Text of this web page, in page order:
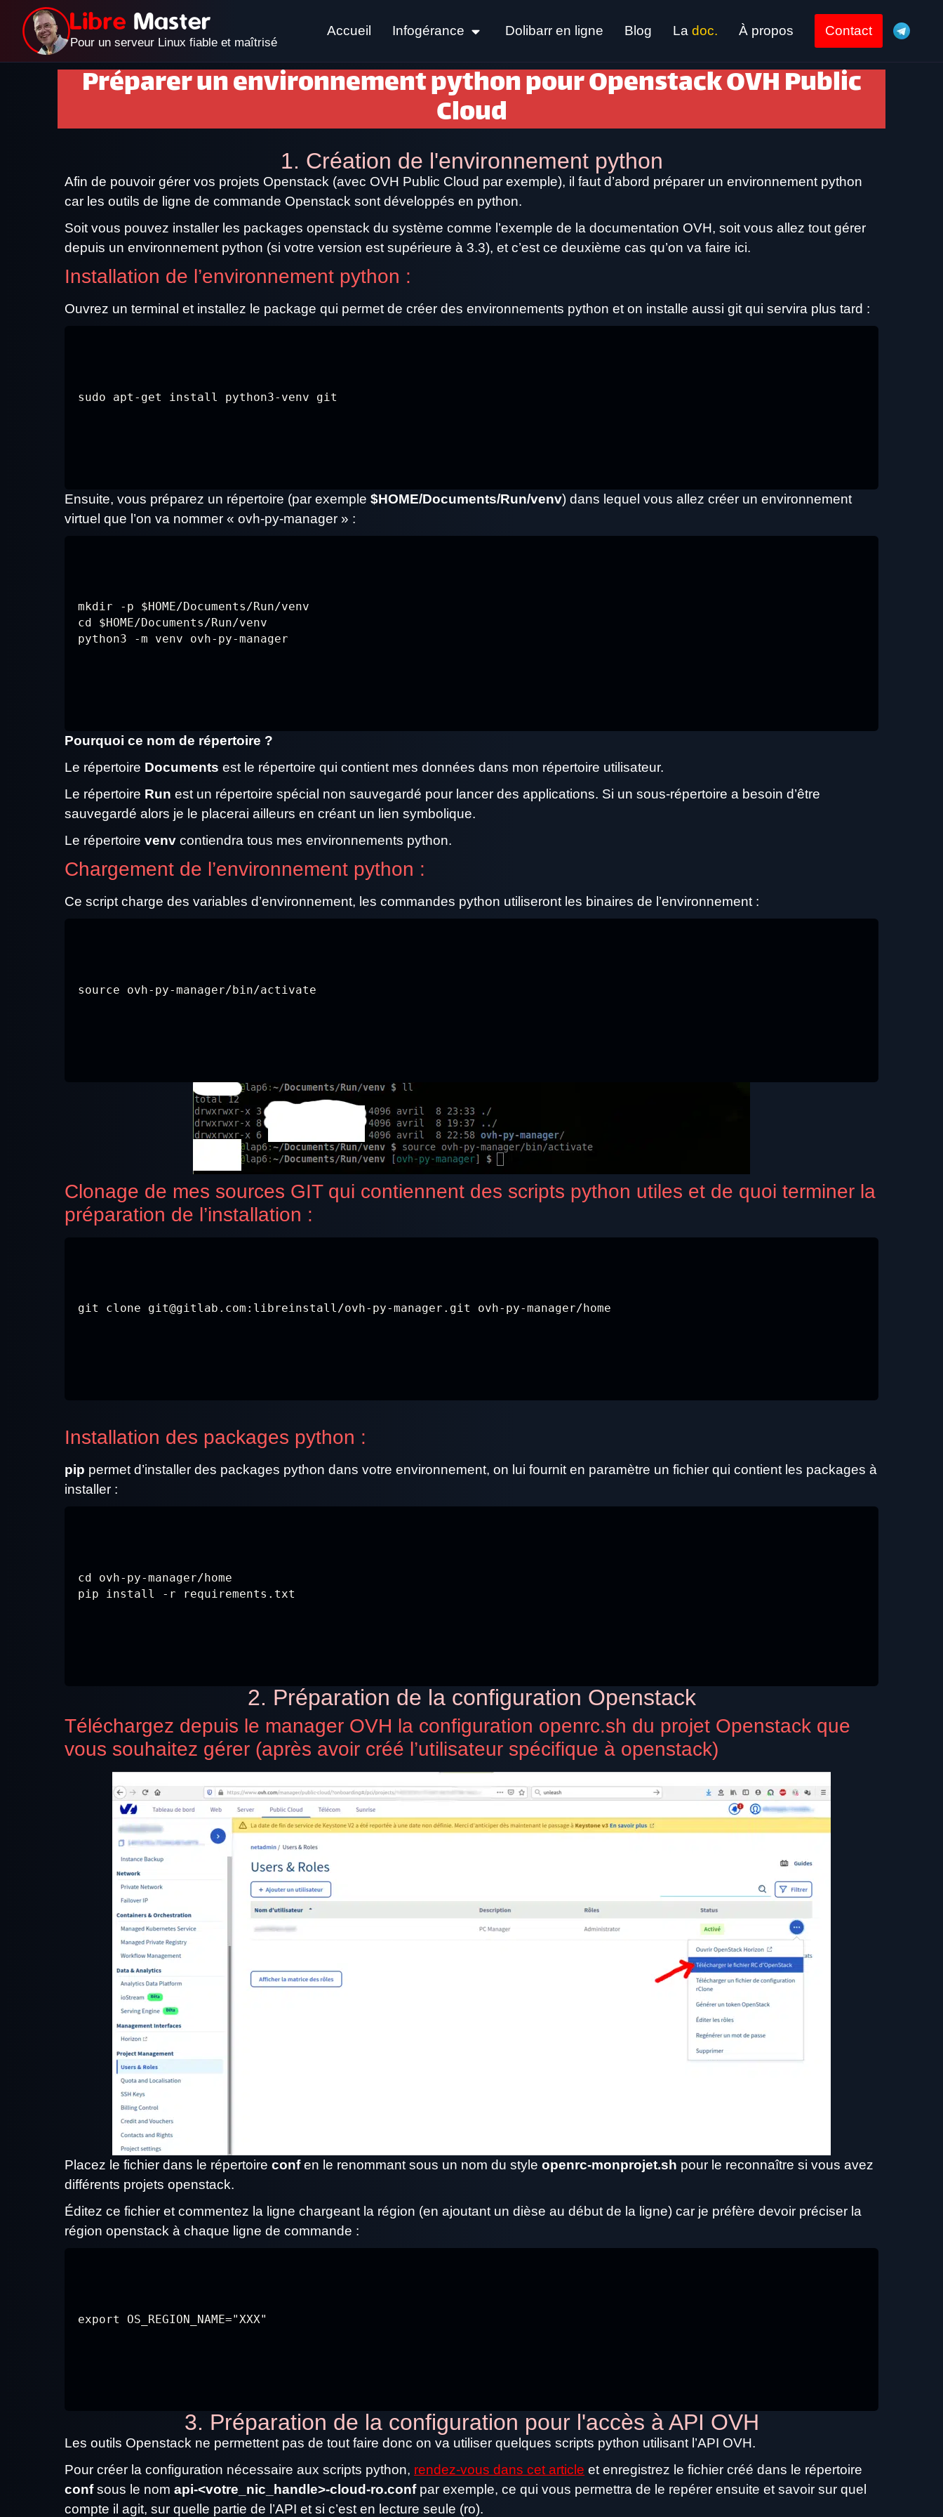
Pour un serveur Linux fiable et maîtrisé
Accueil Infogérance Dolibarr en ligne Blog La doc. À propos Contact
Préparer un environnement python pour Openstack OVH Public
Cloud
1. Création de l'environnement python
Afin de pouvoir gérer vos projets Openstack (avec OVH Public Cloud par exemple), il faut d’abord préparer un environnement python
car les outils de ligne de commande Openstack sont développés en python.
Soit vous pouvez installer les packages openstack du système comme l’exemple de la documentation OVH, soit vous allez tout gérer
depuis un environnement python (si votre version est supérieure à 3.3), et c’est ce deuxième cas qu’on va faire ici.
Installation de l’environnement python :
Ouvrez un terminal et installez le package qui permet de créer des environnements python et on installe aussi git qui servira plus tard :
sudo apt-get install python3-venv git
Ensuite, vous préparez un répertoire (par exemple $HOME/Documents/Run/venv) dans lequel vous allez créer un environnement
virtuel que l’on va nommer « ovh-py-manager » :
mkdir -p $HOME/Documents/Run/venv
cd $HOME/Documents/Run/venv
python3 -m venv ovh-py-manager
Pourquoi ce nom de répertoire ?
Le répertoire Documents est le répertoire qui contient mes données dans mon répertoire utilisateur.
Le répertoire Run est un répertoire spécial non sauvegardé pour lancer des applications. Si un sous-répertoire a besoin d’être
sauvegardé alors je le placerai ailleurs en créant un lien symbolique.
Le répertoire venv contiendra tous mes environnements python.
Chargement de l’environnement python :
Ce script charge des variables d’environnement, les commandes python utiliseront les binaires de l’environnement :
source ovh-py-manager/bin/activate
Clonage de mes sources GIT qui contiennent des scripts python utiles et de quoi terminer la
préparation de l’installation :
git clone git@gitlab.com:libreinstall/ovh-py-manager.git ovh-py-manager/home
Installation des packages python :
pip permet d’installer des packages python dans votre environnement, on lui fournit en paramètre un fichier qui contient les packages à
installer :
cd ovh-py-manager/home
pip install -r requirements.txt
2. Préparation de la configuration Openstack
Téléchargez depuis le manager OVH la configuration openrc.sh du projet Openstack que
vous souhaitez gérer (après avoir créé l’utilisateur spécifique à openstack)
Placez le fichier dans le répertoire confen le renommant sous un nom du style openrc-monprojet.sh pour le reconnaître si vous avez
différents projets openstack.
Éditez ce fichier et commentez la ligne chargeant la région (en ajoutant un dièse au début de la ligne) car je préfère devoir préciser la
région openstack à chaque ligne de commande :
export OS_REGION_NAME="XXX"
3. Préparation de la configuration pour l'accès à API OVH
Les outils Openstack ne permettent pas de tout faire donc on va utiliser quelques scripts python utilisant l’API OVH.
Pour créer la configuration nécessaire aux scripts python, rendez-vous dans cet article et enregistrez le fichier créé dans le répertoire
confsous le nom api-<votre_nic_handle>-cloud-ro.confpar exemple, ce qui vous permettra de le repérer ensuite et savoir sur quel
compte il agit, sur quelle partie de l’API et si c’est en lecture seule (ro).